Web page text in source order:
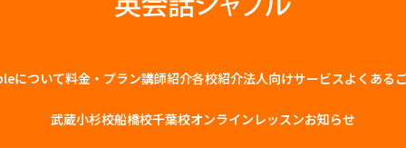
について料金・プラン講師紹介各校紹介法⼈向けサービスよくある
武蔵小杉校船橋校千葉校オンラインレッスンお知らせ